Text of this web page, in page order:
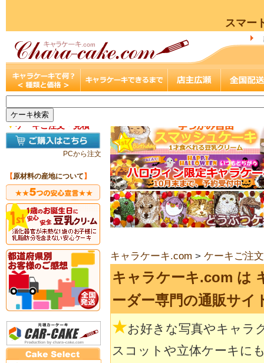
スマー
▼ケーキご注文・見積
PCから注文
【原材料の産地について 】
キャラケーキ.com > ケーキご注
キャラケーキ.com は
ーダー専門の通販サイ
★お好きな写真やキャラ
スコットや立体ケーキに